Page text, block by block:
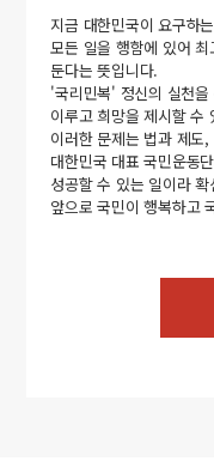
지금 대한민국이 요구하
모든 일을 행함에 있어
둔다는 뜻입니다.
'국리민복' 정신의 실천
이루고 희망을 제시할 수
이러한 문제는 법과 제도
대한민국 대표 국민운동
성공할 수 있는 일이라 확
앞으로 국민이 행복하고